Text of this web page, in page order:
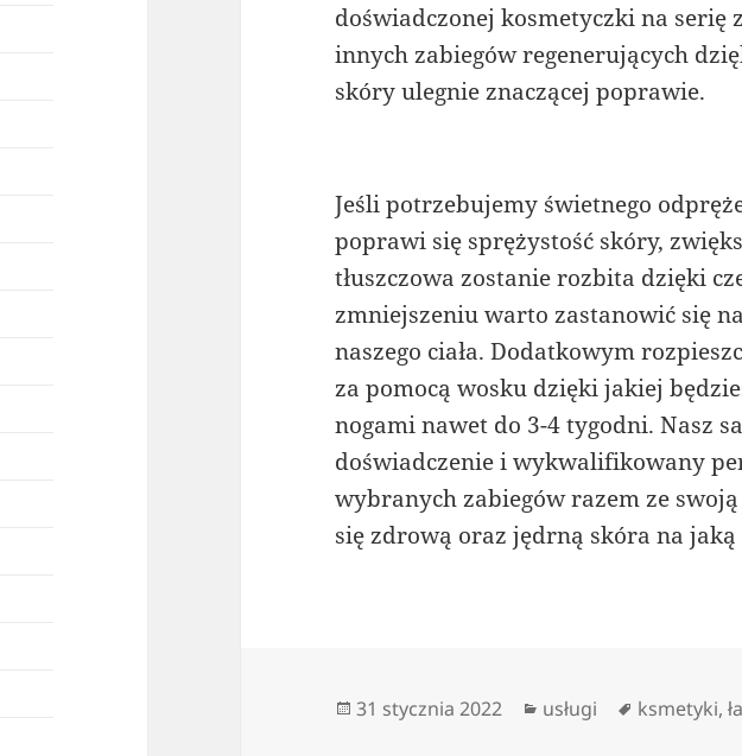
doświadczonej kosmetyczki na serię
innych zabiegów regenerujących
skóry ulegnie znaczącej poprawie.
Jeśli potrzebujemy świetnego
poprawi się sprężystość skóry,
tłuszczowa zostanie rozbita dzięki
zmniejszeniu warto zastanowić się
naszego ciała. Dodatkowym
za pomocą wosku dzięki jakiej
nogami nawet do 3-4 tygodni. Nasz
doświadczenie i wykwalifikowany
wybranych zabiegów razem ze
się zdrową oraz jędrną skóra na jaką
Data
31 stycznia 2022 Kategorie
usługi Tagi
ksmetyki,